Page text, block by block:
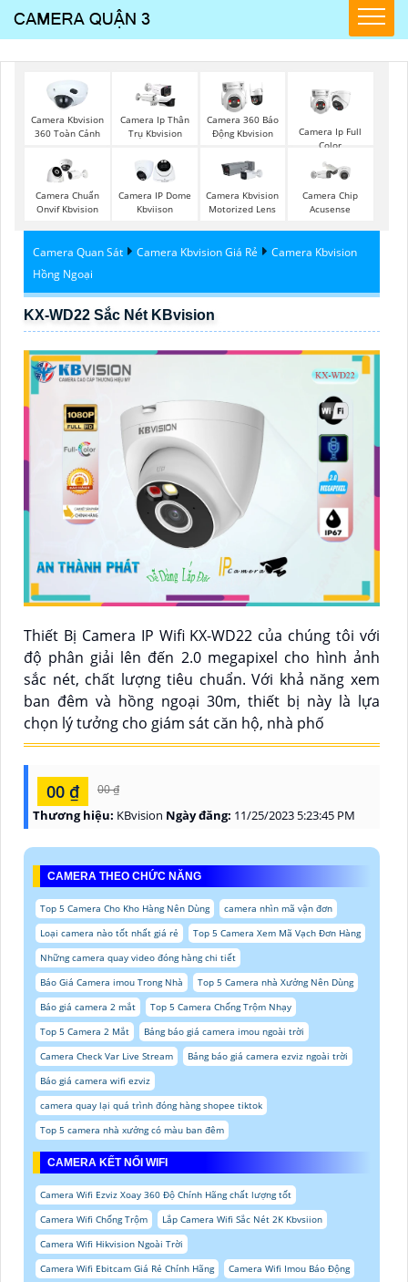
Camera Kbvision
360 Toàn Cảnh
Camera Ip Thân
Trụ Kbvision
Camera 360 Báo
Động Kbvision
Camera Ip Full
Color
Camera Chuẩn
Onvif Kbvision
Camera IP Dome
Kbviison
Camera Kbvision
Motorized Lens
Camera Chip
Acusense
Camera Quan Sát Camera Kbvision Giá Rẻ
Camera Kbvision
Hồng Ngoại
KX-WD22 Sắc Nét KBvision
Thiết Bị Camera IP Wifi KX-WD22 của chúng tôi với
độ phân giải lên đến 2.0 megapixel cho hình ảnh
sắc nét, chất lượng tiêu chuẩn. Với khả năng xem
ban đêm và hồng ngoại 30m, thiết bị này là lựa
chọn lý tưởng cho giám sát căn hộ, nhà phố
00 ₫ 00 ₫
Thương hiệu: KBvision Ngày đăng: 11/25/2023 5:23:45 PM
CAMERA THEO CHỨC NĂNG
Top 5 Camera Cho Kho Hàng Nên Dùng
camera nhìn mã vận đơn
Loại camera nào tốt nhất giá rẻ
Top 5 Camera Xem Mã Vạch Đơn Hàng
Những camera quay video đóng hàng chi tiết
Báo Giá Camera imou Trong Nhà
Top 5 Camera nhà Xưởng Nên Dùng
Báo giá camera 2 mắt
Top 5 Camera Chống Trộm Nhạy
Top 5 Camera 2 Mắt
Bảng báo giá camera imou ngoài trời
Camera Check Var Live Stream
Bảng báo giá camera ezviz ngoài trời
Báo giá camera wifi ezviz
camera quay lại quá trình đóng hàng shopee tiktok
Top 5 camera nhà xưởng có màu ban đêm
CAMERA KẾT NỐI WIFI
Camera Wifi Ezviz Xoay 360 Độ Chính Hãng chất lượng tốt
Camera Wifi Chống Trộm
Lắp Camera Wifi Sắc Nét 2K Kbvsiion
Camera Wifi Hikvision Ngoài Trời
Camera Wifi Ebitcam Giá Rẻ Chính Hãng
Camera Wifi Imou Báo Động